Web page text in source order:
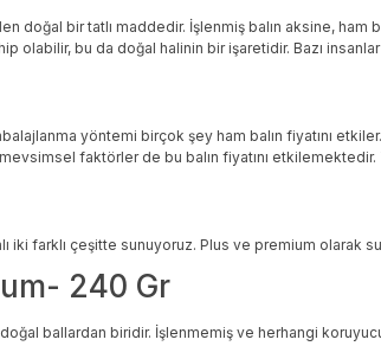
doğal bir tatlı maddedir. İşlenmiş balın aksine,
olabilir, bu da doğal halinin bir işaretidir. Bazı
yöntemi birçok şey ham balın fiyatını
mevsimsel faktörler de bu balın fiyatını
iki farklı çeşitte sunuyoruz. Plus ve premium
240 Gr
ballardan biridir. İşlenmemiş ve herhangi